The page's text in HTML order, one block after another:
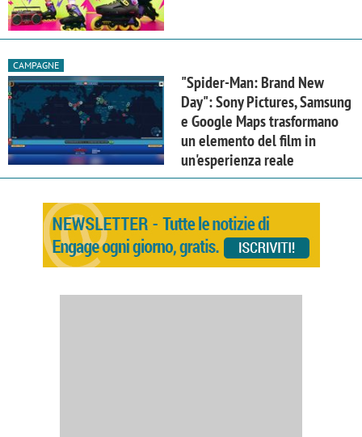
CAMPAGNE
"Spider-Man: Brand New
Day": Sony Pictures, Samsung
e Google Maps trasformano
un elemento del film in
un'esperienza reale